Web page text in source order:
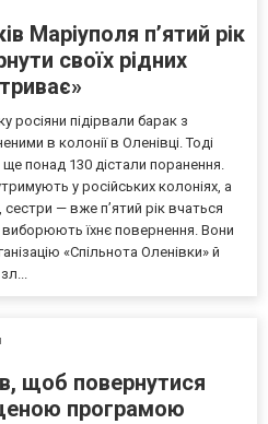
Маріуполя пʼятий рік
своїх рідних
росіяни підірвали барак з
в колонії в Оленівці. Тоді
ще понад 130 дістали поранення.
у російських колоніях, а
— вже п’ятий рік вчаться
виборюють їхнє повернення. Вони
«Спільнота Оленівки» й
щоб повернутися
програмою